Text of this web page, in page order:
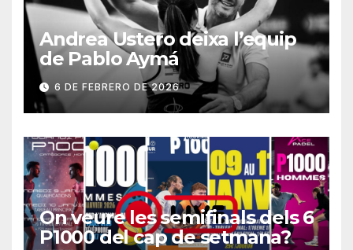
Andrea Ustero deixa l’equip
de Pablo Aymá
6 DE FEBRERO DE 2026
On veure les semifinals dels 6
P1000 del cap de setmana?